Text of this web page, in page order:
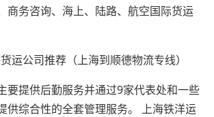
商务咨询、海上、陆路、航空国际货运
要提供后勤服务并通过9家代表处和一些
供综合性的全套管理服务。 上海铁洋运